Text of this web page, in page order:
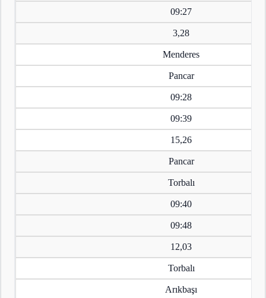
09:27
3,28
Menderes
Pancar
09:28
09:39
15,26
Pancar
Torbalı
09:40
09:48
12,03
Torbalı
Arıkbaşı